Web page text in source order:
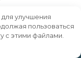
улучшения
пользоваться
с этими файлами.